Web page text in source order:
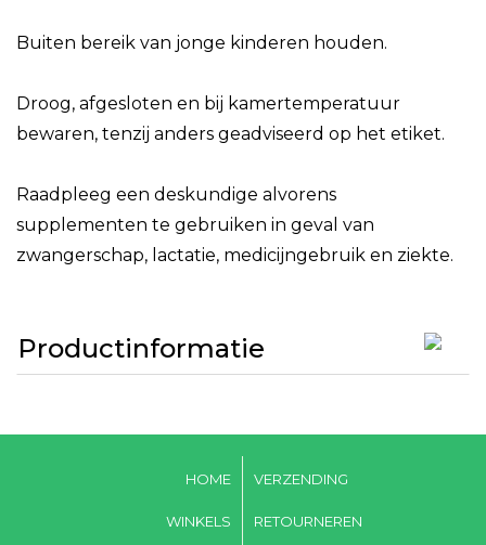
Buiten bereik van jonge kinderen houden.
Droog, afgesloten en bij kamertemperatuur
bewaren, tenzij anders geadviseerd op het etiket.
Raadpleeg een deskundige alvorens
supplementen te gebruiken in geval van
zwangerschap, lactatie, medicijngebruik en ziekte.
Productinformatie
HOME
WINKELS
VERZENDING
RETOURNEREN